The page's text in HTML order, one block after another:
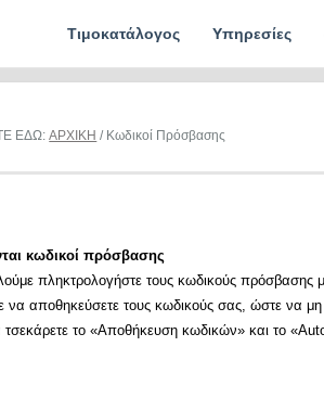
Τιμοκατάλογος Υπηρεσίες
ΕΔΩ:ΑΡΧΙΚΗ / Κωδικοί Πρόσβασης
κωδικοί πρόσβασης
πληκτρολογήστε τους κωδικούς πρόσβασης
να αποθηκεύσετε τους κωδικούς σας, ώστε να μη
τσεκάρετε το «Αποθήκευση κωδικών» και το